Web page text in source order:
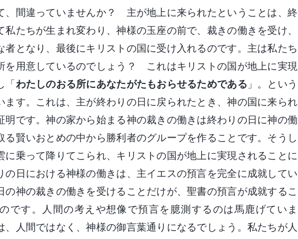
、間違っていませんか？ 主が地上に来られたということは、終
私たちが生まれ変わり、神様の玉座の前で、裁きの働きを受け、
者となり、最後にキリストの国に受け入れるのです。主は私たち
を用意しているのでしょう？ これはキリストの国が地上に実現
「 わたしのおる所にあなたがたもおらせるためである 」。という
ます。これは、主が終わりの日に戻られたとき、神の国に来られ
明です。神の家から始まる神の裁きの働きは終わりの日に神の働
る賢いおとめの中から勝利者のグループを作ることです。そうし
に乗って降りてこられ、キリストの国が地上に実現されることに
の日における神様の働きは、主イエスの預言を完全に成就してい
の神の裁きの働きを受けることだけが、聖書の預言が成就するこ
です。人間の考えや想像で預言を臆測するのは馬鹿げていま
人間ではなく、神様の御言葉通りになるでしょう。私たちが人